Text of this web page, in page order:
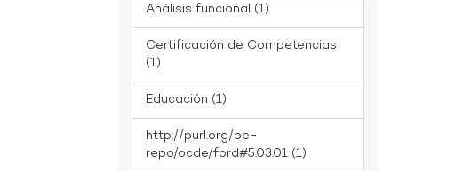
Análisis funcional (1)
Certificación de Competencias
(1)
Educación (1)
http://purl.org/pe-
repo/ocde/ford#5.03.01 (1)